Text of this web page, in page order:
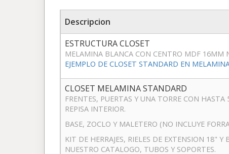
Descripcion
ESTRUCTURA CLOSET
MELAMINA BLANCA CON CENTRO MDF 16MM
EJEMPLO DE CLOSET STANDARD EN
CLOSET MELAMINA STANDARD
FRENTES, PUERTAS Y UNA TORRE CON
REPISA INTERIOR.
BASE, ZOCLO Y MALETERO (NO INCLUYE
KIT DE HERRAJES, RIELES DE EXTENSION 18" Y
NUESTRO CATALOGO, TUBOS Y SOPORTES.